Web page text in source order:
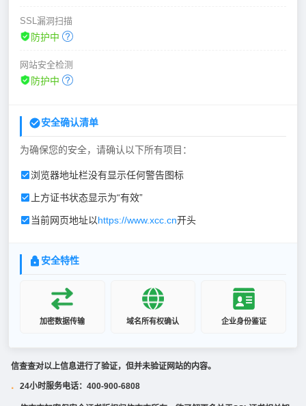
SSL漏洞扫描
防护中
网站安全检测
防护中
安全确认清单
为确保您的安全，请确认以下所有项目：
浏览器地址栏没有显示任何警告图标
上方证书状态显示为“有效”
当前网页地址以https://www.xcc.cn开头
安全特性
加密数据传输 域名所有权确认 企业身份鉴证
信查查对以上信息进行了验证，但并未验证网站的内容。
· 24小时服务电话：400-900-6808